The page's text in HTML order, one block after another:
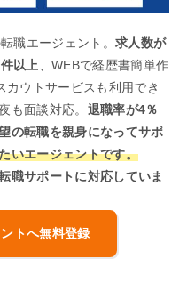
職エージェント。求人数が
以上
、WEBで経歴書簡単作
カウトサービスも利用でき
も面談対応。 退職率が4％
の転職を親身になってサポ
いエージェントです。
職サポートに対応していま
トへ無料登録